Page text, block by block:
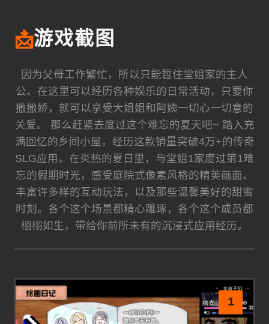
📩游戏截图
因为父母工作繁忙，所以只能暂住堂姐家的主人
公。在这里可以经历各种娱乐的日常活动，只要你
撒撒娇，就可以享受大姐姐和阿姨一切心一切意的
关爱。 那么赶紧去度过这个难忘的夏天吧~ 踏入充
满回忆的乡间小屋，经历这款销量突破4万+的传奇
SLG应用。在炎热的夏日里，与堂姐1家度过第1难
忘的假期时光，感受庭院式像素风格的精美画面、
丰富许多样的互动玩法，以及那些温馨美好的甜蜜
时刻。各个这个场景都精心雕琢，各个这个成员都
栩栩如生，带给你前所未有的沉浸式应用经历。
1